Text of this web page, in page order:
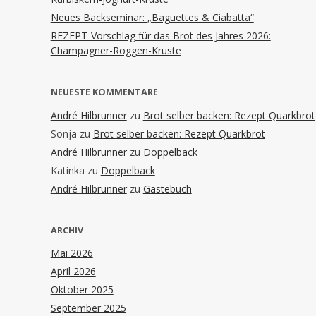
Neues Backseminar: „Baguettes & Ciabatta“
REZEPT-Vorschlag für das Brot des Jahres 2026:
Champagner-Roggen-Kruste
NEUESTE KOMMENTARE
André Hilbrunnerzu Brot selber backen: Rezept Quarkbrot
Sonja zu Brot selber backen: Rezept Quarkbrot
André Hilbrunnerzu Doppelback
Katinka zu Doppelback
André Hilbrunnerzu Gästebuch
ARCHIV
Mai 2026
April 2026
Oktober 2025
September 2025